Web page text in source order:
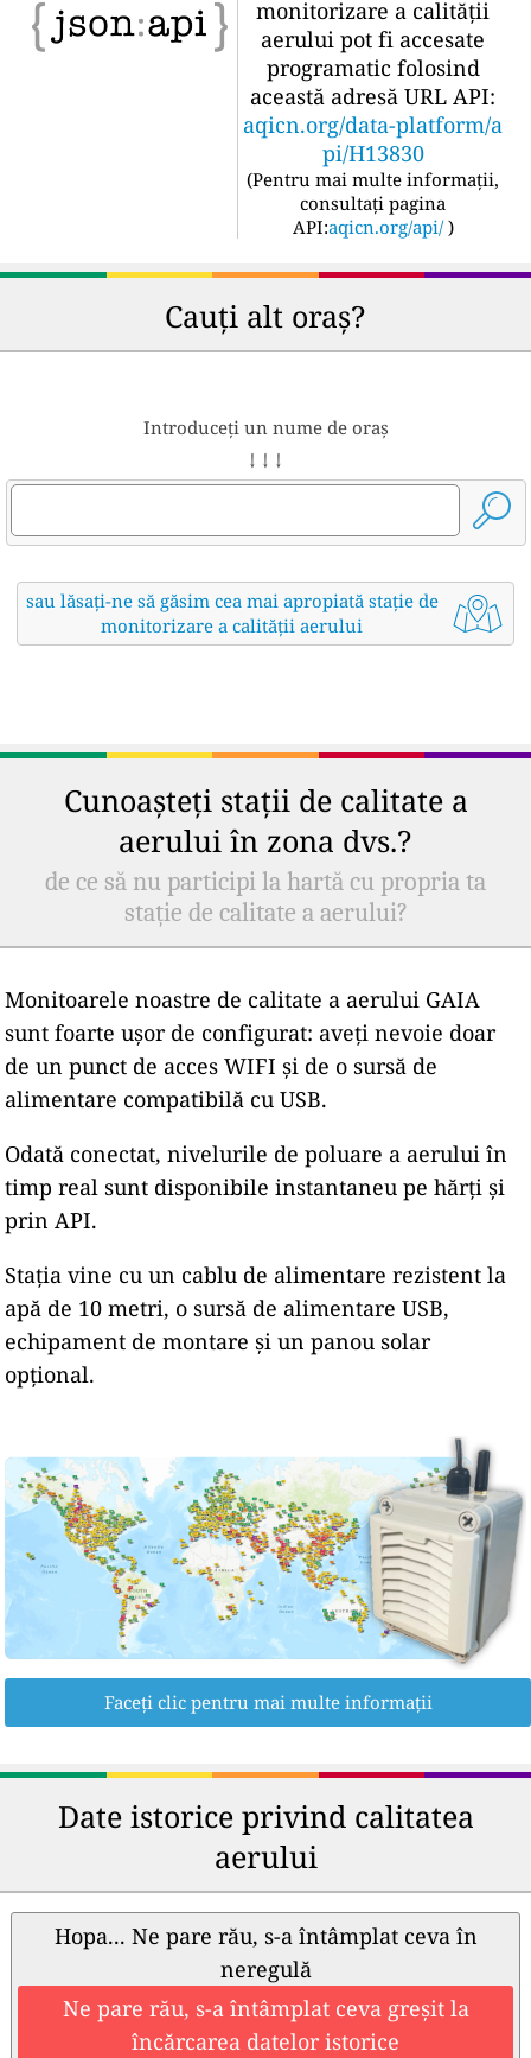
monitorizare a calității
aerului pot fi accesate
programatic folosind
această adresă URL API:
aqicn.org/data-platform/a
pi/H13830
(Pentru mai multe informații,
consultați pagina
API:aqicn.org/api/ )
Cauți alt oraș?
Introduceți un nume de oraș
↓ ↓ ↓
sau lăsați-ne să găsim cea mai apropiată stație de
monitorizare a calității aerului
Cunoașteți stații de calitate a
aerului în zona dvs.?
de ce să nu participi la hartă cu propria ta
stație de calitate a aerului?
Monitoarele noastre de calitate a aerului GAIA
sunt foarte ușor de configurat: aveți nevoie doar
de un punct de acces WIFI și de o sursă de
alimentare compatibilă cu USB.
Odată conectat, nivelurile de poluare a aerului în
timp real sunt disponibile instantaneu pe hărți și
prin API.
Stația vine cu un cablu de alimentare rezistent la
apă de 10 metri, o sursă de alimentare USB,
echipament de montare și un panou solar
opțional.
Faceți clic pentru mai multe informații
Date istorice privind calitatea
aerului
Hopa... Ne pare rău, s-a întâmplat ceva în
neregulă
Ne pare rău, s-a întâmplat ceva greșit la
încărcarea datelor istorice